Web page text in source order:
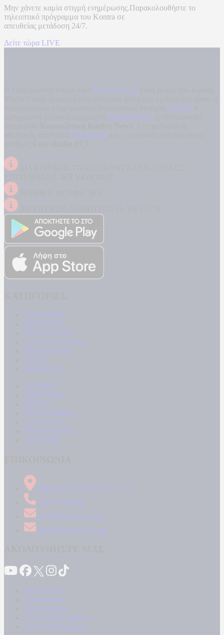
Μην χάνετε καμία στιγμή ενημέρωσης.Παρακολουθήστε το
τηλεοπτικό πρόγραμμα του Kontra σε
απευθείας μετάδοση 24/7.
Δείτε τώρα LIVE
kontranews.gr
Kontra
Kontra News
Filathlos.gr
ΠΟΛΙΤΙΚΗ
ΚΟΙΝΩΝΙΑ
ΜΠΟΥΡΛΟΤΟ
ΠΑΡΑΠΟΛΙΤΙΚΑ
ΟΙΚΟΝΟΜΙΑ
ΥΓΕΙΑ
ΕΝΕΡΓΕΙΑ
ΚΟΣΜΟΣ
ΑΘΛΗΤΙΚΑ
MEDIA
ΠΟΛΙΤΙΣΜΟΣ
LIFESTYLE
ΤΕΧΝΟΛΟΓΙΑ
ΑΠΟΨΕΙΣ
Δήμητρος 31 Ταύρος, 177 78
210 34 89 000
info@kontranews.gr
news@kontranews.gr
Καταγγελίες
Επικοινωνία
Όροι Χρήσης
Πολιτική Απορρήτου
Κρατική Διαφήμιση